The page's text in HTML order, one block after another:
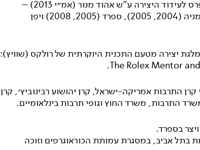
בישראל (2002, 2004), פרס לעידוד היצירה ע"ש אהוד מנור (אמ״י 2013) –
ובתחרויות בינלאומיות בגרמניה (2004, 2005), ספרד (2005, 2008) ויפן
מלגת יצירה מטעם התכנית היוקרתית של רולקס (שוויץ):
The Rolex Mentor
קרן התרבות אמריקה-ישראל, קרן יהושוע רבינוביץ׳, קרן
התרבות, משרד החוץ וגופי תרבות בינלאומיים.
בתל אביב, במסגרת עמותת הכוראוגרפים וזוכה